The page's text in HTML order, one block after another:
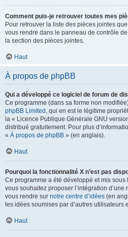
Comment puis-je retrouver toutes mes
Pour retrouver la liste des pièces jointes
vous rendre dans le panneau de contrôle
la section des pièces jointes.
Haut
À propos de phpBB
Qui a développé ce logiciel de forum de
Ce programme (dans sa forme non
phpBB Limited , qui en est le légitime
la « Licence Publique Générale GNU
distribué gratuitement. Pour plus
« À propos de phpBB » (en anglais).
Haut
Pourquoi la fonctionnalité X n’est pas
Ce programme a été développé et mis
vous souhaitez proposer l’intégration
vous rendre sur notre centre d’idées (en
les idées soumises par d’autres utilisateurs
Haut